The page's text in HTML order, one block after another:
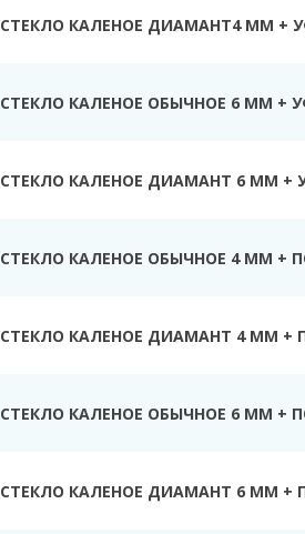
СТЕКЛО КАЛЕНОЕ ДИАМАНТ4 ММ +
СТЕКЛО КАЛЕНОЕ ОБЫЧНОЕ 6 ММ +
СТЕКЛО КАЛЕНОЕ ДИАМАНТ 6 ММ +
СТЕКЛО КАЛЕНОЕ ОБЫЧНОЕ 4 ММ +
СТЕКЛО КАЛЕНОЕ ДИАМАНТ 4 ММ +
СТЕКЛО КАЛЕНОЕ ОБЫЧНОЕ 6 ММ +
СТЕКЛО КАЛЕНОЕ ДИАМАНТ 6 ММ +